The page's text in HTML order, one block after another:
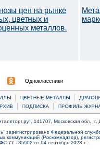
цен на рынке
цветных и
металлов.
Одноклассники
| ЦВЕТНЫЕ МЕТАЛЛЫ |
| ПОДПИСКА | ПРОФИЛЬ
141707, Московская обл., г.
зарегистрировано Федеральной
коммуникаций (Роскомнадзор),
77 - 85902 от 04 сентября 2023 г.